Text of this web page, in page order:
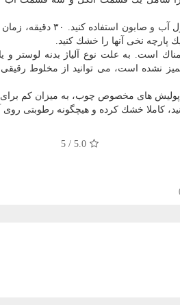
برای نظافت لاله ها و حباب
پارچه نخی آنها را خشك كنید.
است. به علت نوع آلیاژ بدنه لوستر
نشده است، می توانید از مخلوط رقیقی
های مخصوص چوب، به میزان كم برای
كاملا خشك كرده و هیچگونه رطوبتی روی
5.0
/
5